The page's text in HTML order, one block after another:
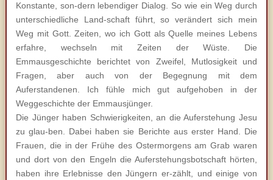
Konstante, son-dern lebendiger Dialog. So wie ein Weg durch
unterschiedliche Land-schaft führt, so verändert sich mein
Weg mit Gott. Zeiten, wo ich Gott als Quelle meines Lebens
erfahre, wechseln mit Zeiten der Wüste. Die
Emmausgeschichte berichtet von Zweifel, Mutlosigkeit und
Fragen, aber auch von der Begegnung mit dem
Auferstandenen. Ich fühle mich gut aufgehoben in der
Weggeschichte der Emmausjünger.
Die Jünger haben Schwierigkeiten, an die Auferstehung Jesu
zu glau-ben. Dabei haben sie Berichte aus erster Hand. Die
Frauen, die in der Frühe des Ostermorgens am Grab waren
und dort von den Engeln die Auferstehungsbotschaft hörten,
haben ihre Erlebnisse den Jüngern er-zählt, und einige von